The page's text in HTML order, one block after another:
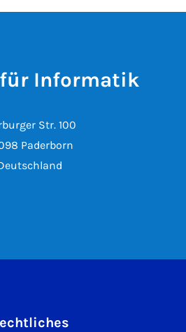
Informatik
Str. 100
Paderborn